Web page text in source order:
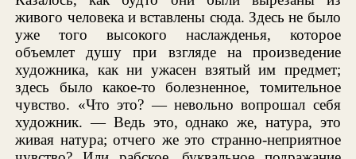
живого человека и вставлены сюда. Здесь не было
уже того высокого наслажденья, которое
объемлет душу при взгляде на произведение
художника, как ни ужасен взятый им предмет;
здесь было какое-то болезненное, томительное
чувство. «Что это? — невольно вопрошал себя
художник. — Ведь это, однако же, натура, это
живая натура; отчего же это странно-неприятное